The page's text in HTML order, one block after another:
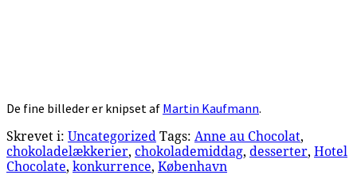
De fine billeder er knipset af Martin Kaufmann.
Skrevet i: Uncategorized Tags: Anne au Chocolat,
chokoladelækkerier, chokolademiddag, desserter, Hotel
Chocolate, konkurrence, København